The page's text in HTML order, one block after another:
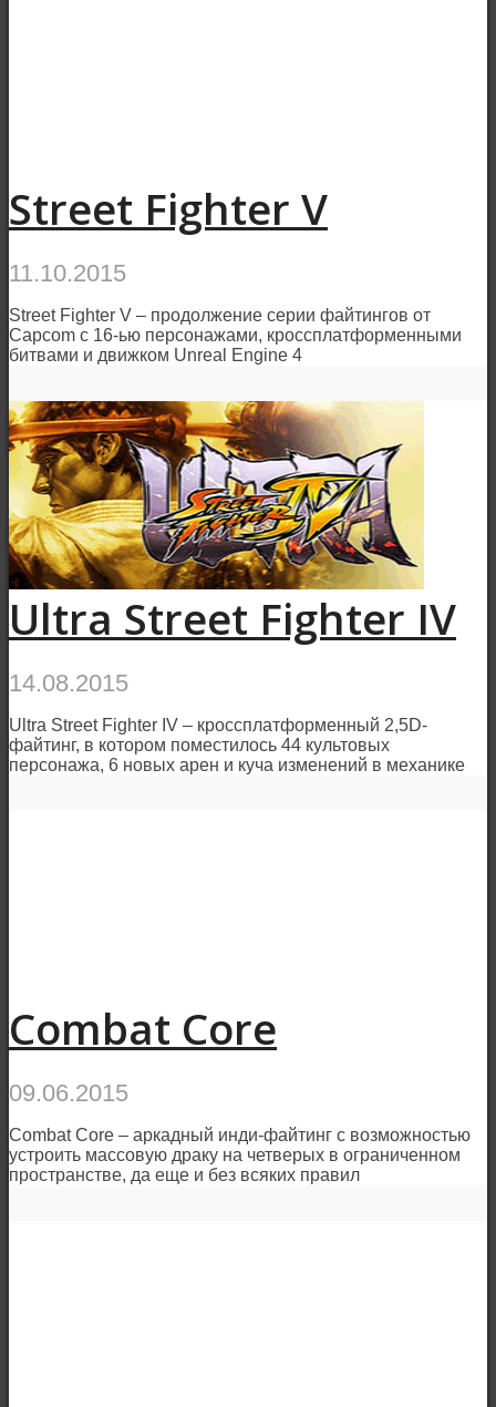
Street Fighter V
11.10.2015
Street Fighter V – продолжение серии файтингов от
Capcom с 16-ью персонажами, кроссплатформенными
битвами и движком Unreal Engine 4
Ultra Street Fighter IV
14.08.2015
Ultra Street Fighter IV – кроссплатформенный 2,5D-
файтинг, в котором поместилось 44 культовых
персонажа, 6 новых арен и куча изменений в механике
Combat Core
09.06.2015
Combat Core – аркадный инди-файтинг с возможностью
устроить массовую драку на четверых в ограниченном
пространстве, да еще и без всяких правил